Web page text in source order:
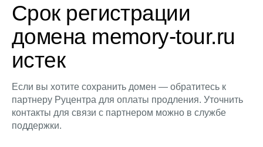
Срок регистрации
домена memory-tour.ru
истек
Если вы хотите сохранить домен — обратитесь к
партнеру Руцентра для оплаты продления. Уточнить
контакты для связи с партнером можно в службе
поддержки.